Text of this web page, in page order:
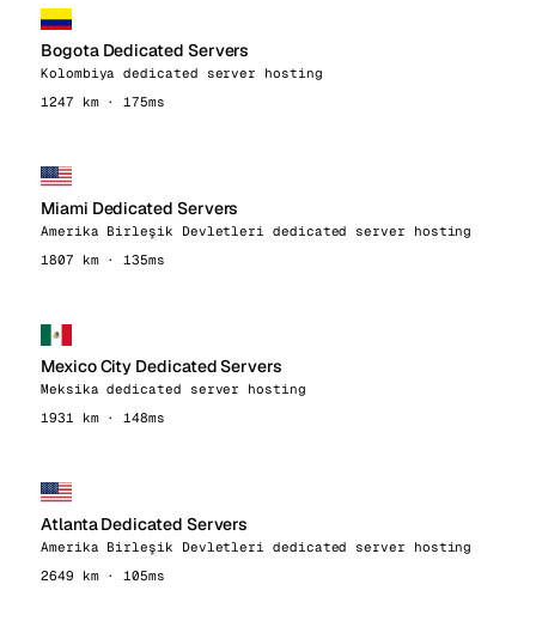
Bogota Dedicated Servers
Kolombiya dedicated server hosting
1247 km · 175ms
Miami Dedicated Servers
Amerika Birleşik Devletleri dedicated server hosting
1807 km · 135ms
Mexico City Dedicated Servers
Meksika dedicated server hosting
1931 km · 148ms
Atlanta Dedicated Servers
Amerika Birleşik Devletleri dedicated server hosting
2649 km · 105ms